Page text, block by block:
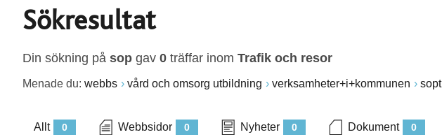
Sökresultat
Din sökning på sop gav 0 träffar inom Trafik och resor
Menade du: webbs vård och omsorg utbildning verksamheter+i+kommunen sopt
0
Allt 0
Webbsidor 0
Nyheter 0
Dokument